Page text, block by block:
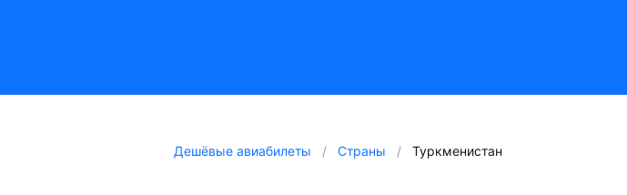
Дешёвые авиабилеты Страны Туркменистан